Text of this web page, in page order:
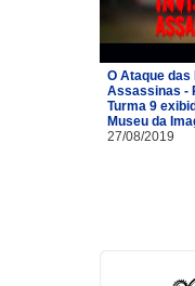
O Ataque
Assassinas -
Turma 9
Museu da
27/08/2019